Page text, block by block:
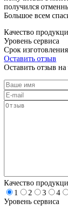
получился
Большое всем
Качество
Уровень сервиса
Срок изготовления
Оставить отзыв
Оставить отзыв на
Качество
1
2 3 4
Уровень сервиса